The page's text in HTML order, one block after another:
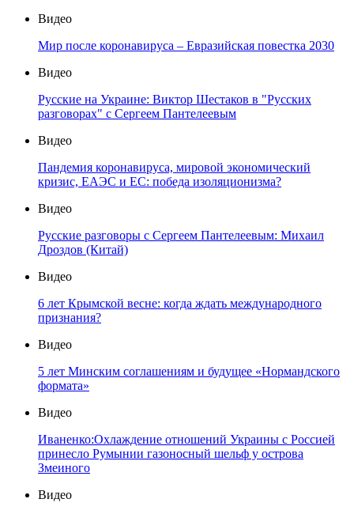
Видео
Мир после коронавируса – Евразийская повестка 2030
Видео
Русские на Украине: Виктор Шестаков в "Русских
разговорах" с Сергеем Пантелеевым
Видео
Пандемия коронавируса, мировой экономический
кризис, ЕАЭС и ЕС: победа изоляционизма?
Видео
Русские разговоры с Сергеем Пантелеевым: Михаил
Дроздов (Китай)
Видео
6 лет Крымской весне: когда ждать международного
признания?
Видео
5 лет Минским соглашениям и будущее «Нормандского
формата»
Видео
Иваненко:Охлаждение отношений Украины с Россией
принесло Румынии газоносный шельф у острова
Змеиного
Видео